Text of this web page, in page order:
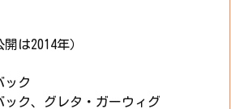
は2014年）
ック
ク、グレタ・ガーウィグ